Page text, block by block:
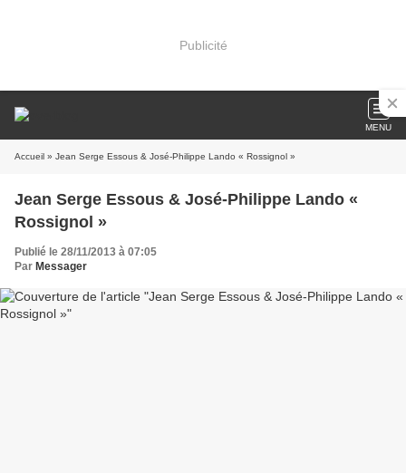
Publicité
MENU
Accueil » Jean Serge Essous & José-Philippe Lando « Rossignol »
Jean Serge Essous & José-Philippe Lando «
Rossignol »
Publié le 28/11/2013 à 07:05
Par Messager